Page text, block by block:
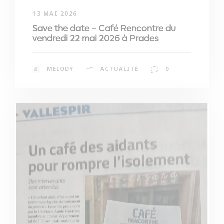
13 MAI 2026
Save the date – Café Rencontre du
vendredi 22 mai 2026 à Prades
MELODY ACTUALITÉ 0